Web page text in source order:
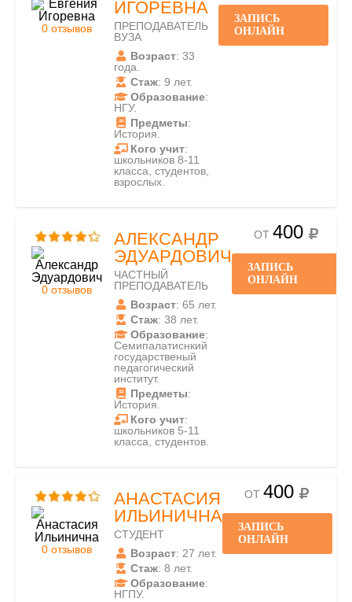
0 отзывов
ИГОРЕВНА
ПРЕПОДАВАТЕЛЬ
ВУЗА
Возраст: 33
года.
Стаж: 9 лет.
Образование:
НГУ.
Предметы:
История.
Кого учит:
школьников 8-11
класса, студентов,
взрослых.
ЗАПИСЬ
ОНЛАЙН
0 отзывов
АЛЕКСАНДР
ЭДУАРДОВИЧ
ЧАСТНЫЙ
ПРЕПОДАВАТЕЛЬ
Возраст: 65 лет.
Стаж: 38 лет.
Образование:
Семипалатиснкий
государственый
педагогический
институт.
Предметы:
История.
Кого учит:
школьников 5-11
класса, студентов.
ОТ 400
ЗАПИСЬ
ОНЛАЙН
0 отзывов
АНАСТАСИЯ
ИЛЬИНИЧНА
СТУДЕНТ
Возраст: 27 лет.
Стаж: 8 лет.
Образование:
НГПУ.
ОТ 400
ЗАПИСЬ
ОНЛАЙН